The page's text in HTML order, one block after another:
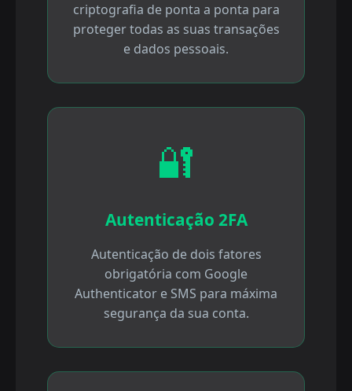
criptografia de ponta a ponta para
proteger todas as suas transações
e dados pessoais.
🔐
Autenticação 2FA
Autenticação de dois fatores
obrigatória com Google
Authenticator e SMS para máxima
segurança da sua conta.